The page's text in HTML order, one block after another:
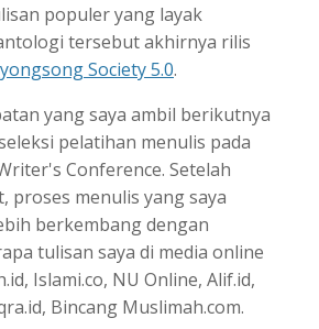
populer yang layak
tersebut akhirnya rilis
Society 5.0.
yang saya ambil berikutnya
pelatihan menulis pada
Conference. Setelah
proses menulis yang saya
berkembang dengan
tulisan saya di media online
Islami.co, NU Online, Alif.id,
Bincang Muslimah.com.